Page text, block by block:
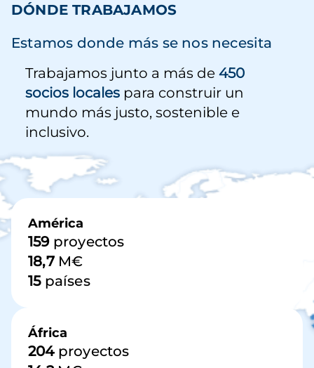
DÓNDE TRABAJAMOS
Estamos donde más se nos necesita
Trabajamos junto a más de 450
socios locales para construir un
mundo más justo, sostenible e
inclusivo.
Imagen
América
159proyectos
18,7M€
15países
África
204proyectos